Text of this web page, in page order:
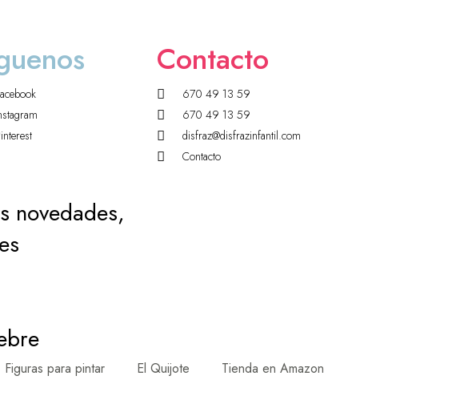
Contacto
670 49 13 59
670 49 13 59
disfraz@disfrazinfantil.com
Contacto
novedades,
Figuras para pintar El Quijote Tienda en Amazon